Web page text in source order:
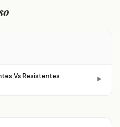
Vs Resistentes ▶️